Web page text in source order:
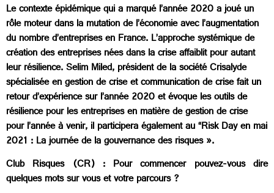
Le contexte épidémique qui a marqué l’année 2020 a joué un
rôle moteur dans la mutation de l’économie avec l’augmentation
du nombre d’entreprises en France. L’approche systémique de
création des entreprises nées dans la crise affaiblit pour autant
leur résilience. Selim Miled, président de la société Crisalyde
spécialisée en gestion de crise et communication de crise fait un
retour d’expérience sur l’année 2020 et évoque les outils de
résilience pour les entreprises en matière de gestion de crise
pour l’année à venir, il participera également au “Risk Day en mai
2021 : La journée de la gouvernance des risques ».
Club Risques (CR) : Pour commencer pouvez-vous dire
quelques mots sur vous et votre parcours ?